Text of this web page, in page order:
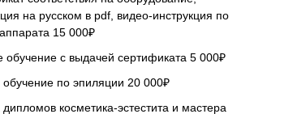
на русском в pdf, видео-инструкция по
15 000₽
обучение с выдачей сертификата 5 000₽
по эпиляции 20 000₽
косметика-эстестита и мастера